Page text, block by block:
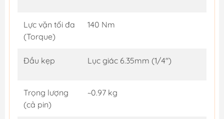
Lực vặn tối đa
(Torque)
140 Nm
Đầu kẹp Lục giác 6.35mm (1/4")
Trọng lượng
(cả pin)
~0.97 kg